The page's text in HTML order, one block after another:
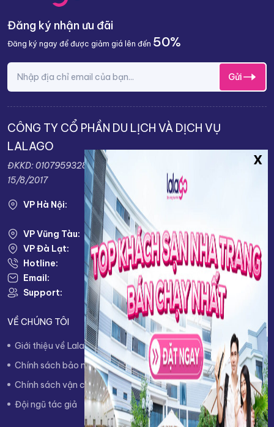
Đăng ký nhận ưu đãi
Đăng ký ngay để được giảm giá lên đến 50%
Gửi
CÔNG TY CỔ PHẦN DU LỊCH VÀ DỊCH VỤ
LALAGO
ĐKKD: 0107959328 do sở KH&ĐT TP.Hà Nội cấp ngày:
15/8/2017
VP Hà Nội:
VP HÀ NỘI: Số 38 Louis I, KĐT Louis City, Đại
Mỗ, Nam Từ Liêm, TP. Hà Nội
VP Vũng Tàu: 79 Võ Thị Sáu, Phường 2, Tp. Vũng Tàu
VP Đà Lạt:
KĐT Nam Hồ, Phường 11, TP. Đà Lạt
Hotline:
0943333333
Email:
info@lalago.vn
Support:
Thứ 2 - Thứ 7 : 8.00 AM - 17.00 PM
VỀ CHÚNG TÔI
Giới thiệu về Lalago
Quy trình đặt phòng
Chính sách bảo mật thông tin
Chính sách hủy/hoàn trả
Chính sách vận chuyển
Chính sách thanh toán
Đội ngũ tác giả
Liên hệ